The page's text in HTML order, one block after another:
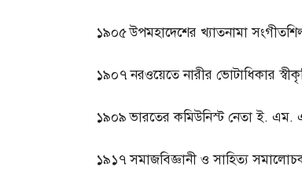
১৯০৫উপমহাদেশের খ্যাতনামা
১৯০৭ নরওয়েতে নারীর ভোটাধিকার
১৯০৯ ভারতের কমিউনিস্ট নেতা ই. এম.
১৯১৭ সমাজবিজ্ঞানী ও সাহিত্য